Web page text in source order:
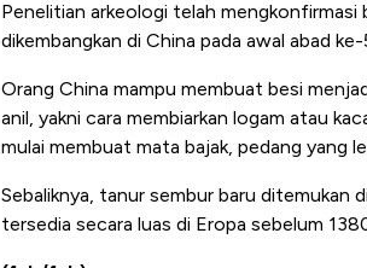
Penelitian arkeologi telah mengkonfirmasi
dikembangkan di China pada awal abad
Orang China mampu membuat besi
anil, yakni cara membiarkan logam atau
mulai membuat mata bajak, pedang yang
Sebaliknya, tanur sembur baru ditemukan
tersedia secara luas di Eropa sebelum